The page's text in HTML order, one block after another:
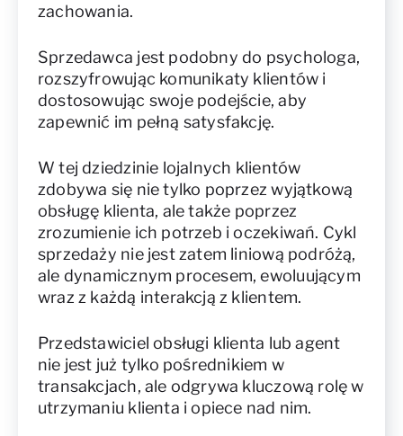
zachowania.
Sprzedawca jest podobny do psychologa,
rozszyfrowując komunikaty klientów i
dostosowując swoje podejście, aby
zapewnić im pełną satysfakcję.
W tej dziedzinie lojalnych klientów
zdobywa się nie tylko poprzez wyjątkową
obsługę klienta, ale także poprzez
zrozumienie ich potrzeb i oczekiwań. Cykl
sprzedaży nie jest zatem liniową podróżą,
ale dynamicznym procesem, ewoluującym
wraz z każdą interakcją z klientem.
Przedstawiciel obsługi klienta lub agent
nie jest już tylko pośrednikiem w
transakcjach, ale odgrywa kluczową rolę w
utrzymaniu klienta i opiece nad nim.